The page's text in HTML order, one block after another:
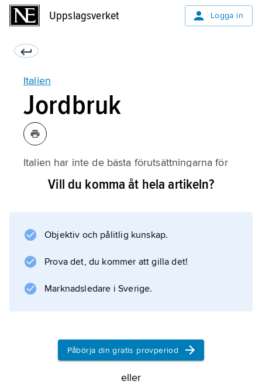
Uppslagsverket Logga in
Italien
Jordbruk
Italien har inte de bästa förutsättningarna för
jordbruk. Halvön är bergig och torka
och Neapel. Men klimatet är oftast gynnsamt
och gör att man kan skörda flera gånger om
Vill du komma åt hela artikeln?
Objektiv och pålitlig kunskap.
Prova det, du kommer att gilla det!
Marknadsledare i Sverige.
Påbörja din gratis provperiod
eller